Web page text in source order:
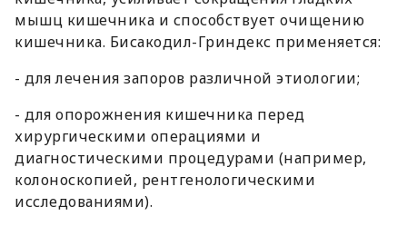
мышц кишечника и способствует очищению
кишечника. Бисакодил-Гриндекс применяется:
- для лечения запоров различной этиологии;
- для опорожнения кишечника перед
хирургическими операциями и
диагностическими процедурами (например,
колоноскопией, рентгенологическими
исследованиями).